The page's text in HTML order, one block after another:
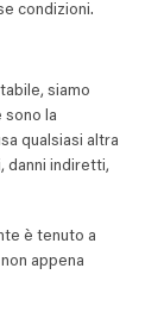
condizioni.
siamo
sono la
qualsiasi altra
danni indiretti,
è tenuto a
appena